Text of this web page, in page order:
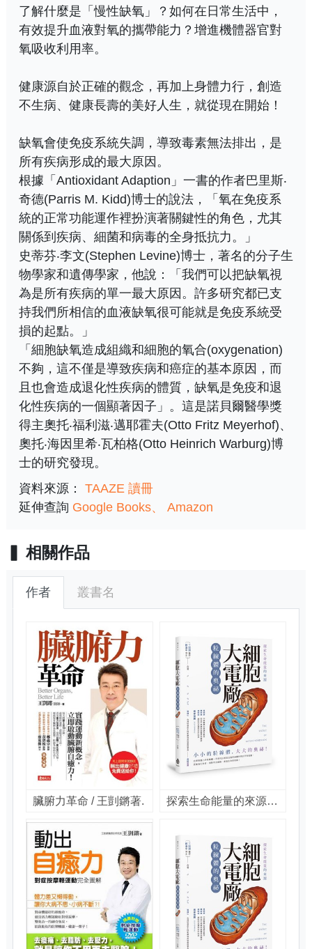
了解什麼是「慢性缺氧」？如何在日常生活中，
有效提升血液對氧的攜帶能力？增進機體器官對
氧吸收利用率。
健康源自於正確的觀念，再加上身體力行，創造
不生病、健康長壽的美好人生，就從現在開始！
缺氧會使免疫系統失調，導致毒素無法排出，是
所有疾病形成的最大原因。
根據「Antioxidant Adaption」一書的作者巴里斯‧
奇德(Parris M. Kidd)博士的說法，「氧在免疫系
統的正常功能運作裡扮演著關鍵性的角色，尤其
關係到疾病、細菌和病毒的全身抵抗力。」
史蒂芬‧李文(Stephen Levine)博士，著名的分子生
物學家和遺傳學家，他說：「我們可以把缺氧視
為是所有疾病的單一最大原因。許多研究都已支
持我們所相信的血液缺氧很可能就是免疫系統受
損的起點。」
「細胞缺氧造成組織和細胞的氧合(oxygenation)
不夠，這不僅是導致疾病和癌症的基本原因，而
且也會造成退化性疾病的體質，缺氧是免疫和退
化性疾病的一個顯著因子」。這是諾貝爾醫學獎
得主奧托‧福利滋‧邁耶霍夫(Otto Fritz Meyerhof)、
奧托‧海因里希‧瓦柏格(Otto Heinrich Warburg)博
士的研究發現。
資料來源： TAAZE 讀冊
延伸查詢 Google Books Amazon
相關作品
作者 叢書名
臟腑力革命 / 王剴鏘著. 探索生命能量的來源 細胞大電廠 [電子書] : 粒線體的奧祕 / 王剴鏘, 鄭漢中合著